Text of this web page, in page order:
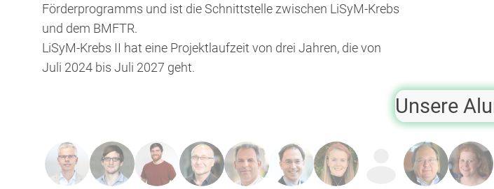
Förderprogramms und ist die Schnittstelle zwischen LiSyM-Krebs
und dem BMFTR.
LiSyM-Krebs II hat eine Projektlaufzeit von drei Jahren, die von
Juli 2024 bis Juli 2027 geht.
Unsere